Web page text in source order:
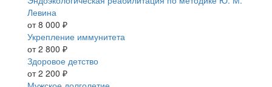
Левина
от 8 000 ₽
Укрепление иммунитета
от 2 800 ₽
Здоровое детство
от 2 200 ₽